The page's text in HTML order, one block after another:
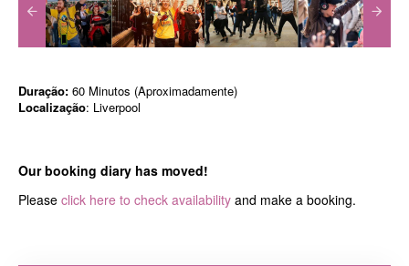
Duração: 60 Minutos (Aproximadamente)
Localização: Liverpool
Our booking diary has moved!
Please click here to check availability and make a booking.